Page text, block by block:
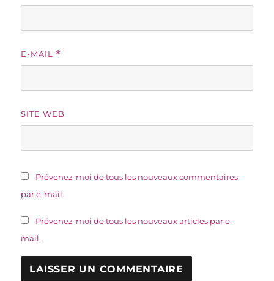
E-MAIL *
SITE WEB
Prévenez-moi de tous les nouveaux commentaires
par e-mail.
Prévenez-moi de tous les nouveaux articles par e-
mail.